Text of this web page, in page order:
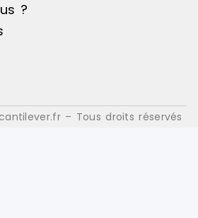
?
– Tous droits réservés